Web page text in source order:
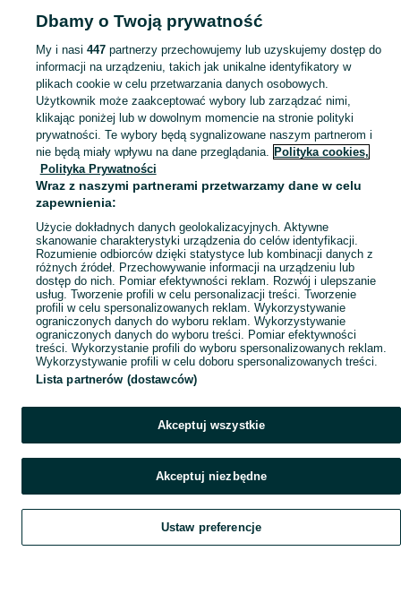
kontener morski
kontener kontener morski 20
Sprzedaż kontenerów morskich i magazynowych Małopolskie ▶️ Nowe i używane ✅ Szeroki wybór w atrakcyjnych cenach ✌ Znajdź atrakcyjne oferty na OLX.pl!
Mapa kategorii
Mapa miejscowości
Mapa ministron
Popularne wyszukiwania
Szukaj Obserwujesz Dodaj Czat Konto
Dbamy o Twoją prywatność
My i nasi 447partnerzy przechowujemy lub uzyskujemy dostęp do
informacji na urządzeniu, takich jak unikalne identyfikatory w
plikach cookie w celu przetwarzania danych osobowych.
Użytkownik może zaakceptować wybory lub zarządzać nimi,
klikając poniżej lub w dowolnym momencie na stronie polityki
prywatności. Te wybory będą sygnalizowane naszym partnerom i
nie będą miały wpływu na dane przeglądania. Polityka cookies,
Polityka Prywatności
Wraz z naszymi partnerami przetwarzamy dane w celu
zapewnienia:
Użycie dokładnych danych geolokalizacyjnych. Aktywne
skanowanie charakterystyki urządzenia do celów identyfikacji.
Rozumienie odbiorców dzięki statystyce lub kombinacji danych z
różnych źródeł. Przechowywanie informacji na urządzeniu lub
dostęp do nich. Pomiar efektywności reklam. Rozwój i ulepszanie
usług. Tworzenie profili w celu personalizacji treści. Tworzenie
profili w celu spersonalizowanych reklam. Wykorzystywanie
ograniczonych danych do wyboru reklam. Wykorzystywanie
ograniczonych danych do wyboru treści. Pomiar efektywności
treści. Wykorzystanie profili do wyboru spersonalizowanych reklam.
Wykorzystywanie profili w celu doboru spersonalizowanych treści.
Lista partnerów (dostawców)
Akceptuj wszystkie
Akceptuj niezbędne
Ustaw preferencje